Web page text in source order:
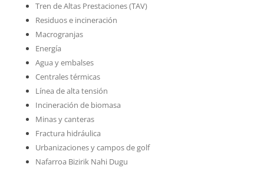
Tren de Altas Prestaciones (TAV)
Residuos e incineración
Macrogranjas
Energía
Agua y embalses
Centrales térmicas
Línea de alta tensión
Incineración de biomasa
Minas y canteras
Fractura hidráulica
Urbanizaciones y campos de golf
Nafarroa Bizirik Nahi Dugu